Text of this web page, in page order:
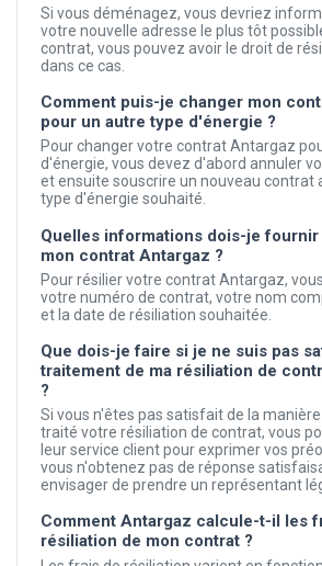
Si vous déménagez, vous devriez
votre nouvelle adresse le plus tôt
contrat, vous pouvez avoir le droit de
dans ce cas.
Comment puis-je changer mon
pour un autre type d'énergie ?
Pour changer votre contrat Antargaz
d'énergie, vous devez d'abord annuler
et ensuite souscrire un nouveau contrat
type d'énergie souhaité.
Quelles informations dois-je
mon contrat Antargaz ?
Pour résilier votre contrat Antargaz,
votre numéro de contrat, votre nom
et la date de résiliation souhaitée.
Que dois-je faire si je ne suis pas
traitement de ma résiliation de
?
Si vous n'êtes pas satisfait de la
traité votre résiliation de contrat, vous
leur service client pour exprimer vos
vous n'obtenez pas de réponse
envisager de prendre un représentant
Comment Antargaz calcule-t-il les
résiliation de mon contrat ?